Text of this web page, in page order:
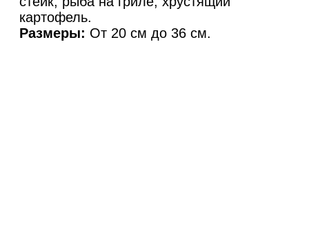
картофель.
Размеры: От 20 см до 36 см.